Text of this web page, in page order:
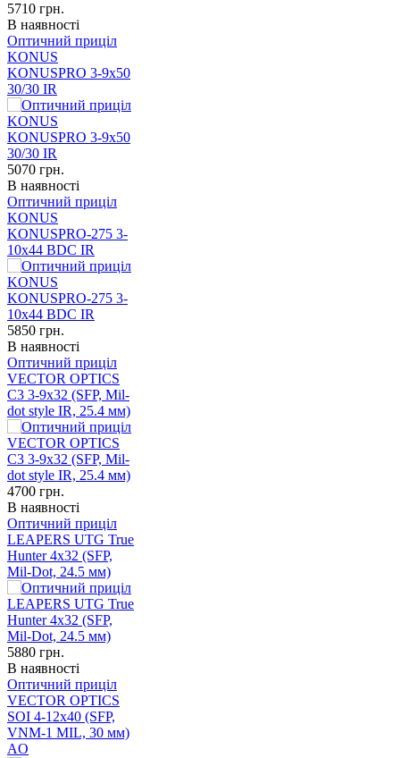
5710 грн.
В наявності
Оптичний приціл
KONUS
KONUSPRO 3-9x50
30/30 IR
5070 грн.
В наявності
Оптичний приціл
KONUS
KONUSPRO-275 3-
10x44 BDC IR
5850 грн.
В наявності
Оптичний приціл
VECTOR OPTICS
C3 3-9x32 (SFP, Mil-
dot style IR, 25.4 мм)
4700 грн.
В наявності
Оптичний приціл
LEAPERS UTG True
Hunter 4x32 (SFP,
Mil-Dot, 24.5 мм)
5880 грн.
В наявності
Оптичний приціл
VECTOR OPTICS
SOI 4-12x40 (SFP,
VNM-1 MIL, 30 мм)
AO